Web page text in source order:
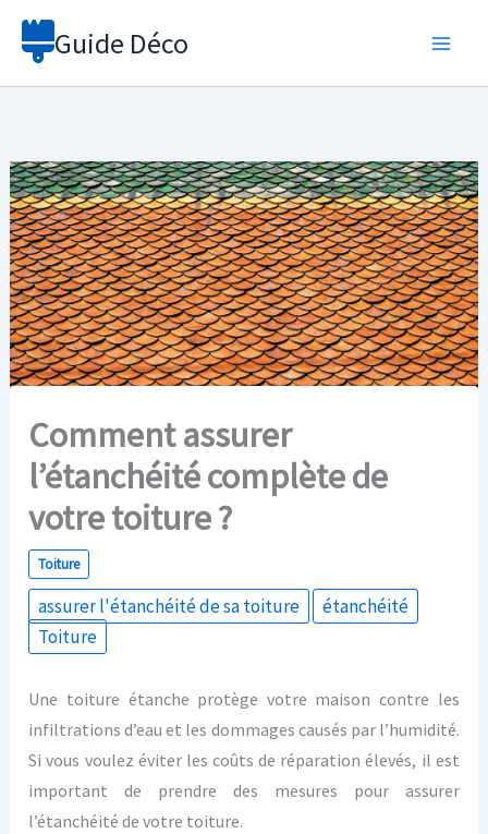
Aller
Guide Déco
Comment assurer
l’étanchéité complète de
votre toiture ?
Toiture
assurer l'étanchéité de sa toiture
étanchéité
Toiture
Une toiture étanche protège votre maison contre les
infiltrations d’eau et les dommages causés par l’humidité.
Si vous voulez éviter les coûts de réparation élevés, il est
important de prendre des mesures pour assurer
l’étanchéité de votre toiture.